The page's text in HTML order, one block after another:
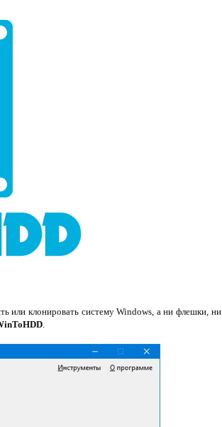
или клонировать систему Windows, а ни флешки, ни
.